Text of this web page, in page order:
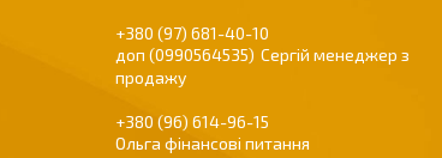
+380 (97) 681-40-10
0990564535
Сергій менеджер з
продажу
+380 (96) 614-96-15
Ольга фінансові питання